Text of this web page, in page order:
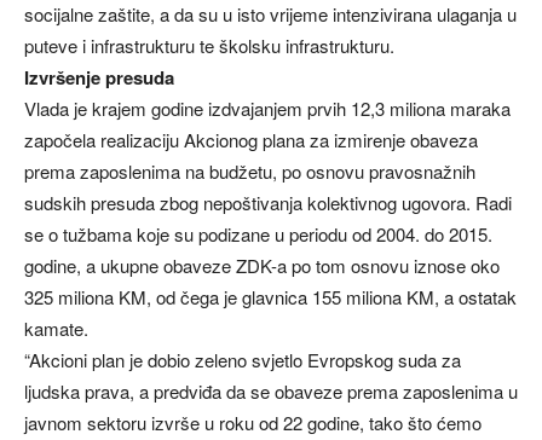
socijalne zaštite, a da su u isto vrijeme intenzivirana ulaganja u
puteve i infrastrukturu te školsku infrastrukturu.
Izvršenje presuda
Vlada je krajem godine izdvajanjem prvih 12,3 miliona maraka
započela realizaciju Akcionog plana za izmirenje obaveza
prema zaposlenima na budžetu, po osnovu pravosnažnih
sudskih presuda zbog nepoštivanja kolektivnog ugovora. Radi
se o tužbama koje su podizane u periodu od 2004. do 2015.
godine, a ukupne obaveze ZDK-a po tom osnovu iznose oko
325 miliona KM, od čega je glavnica 155 miliona KM, a ostatak
kamate.
“Akcioni plan je dobio zeleno svjetlo Evropskog suda za
ljudska prava, a predviđa da se obaveze prema zaposlenima u
javnom sektoru izvrše u roku od 22 godine, tako što ćemo